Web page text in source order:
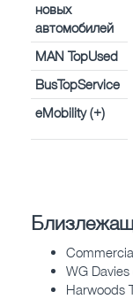
новых
автомобилей
MAN TopUsed
BusTopService
eMobility (+)
WG
Harwoods